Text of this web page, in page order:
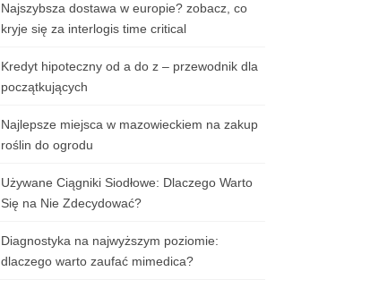
Najszybsza dostawa w europie? zobacz, co
kryje się za interlogis time critical
Kredyt hipoteczny od a do z – przewodnik dla
początkujących
Najlepsze miejsca w mazowieckiem na zakup
roślin do ogrodu
Używane Ciągniki Siodłowe: Dlaczego Warto
Się na Nie Zdecydować?
Diagnostyka na najwyższym poziomie:
dlaczego warto zaufać mimedica?